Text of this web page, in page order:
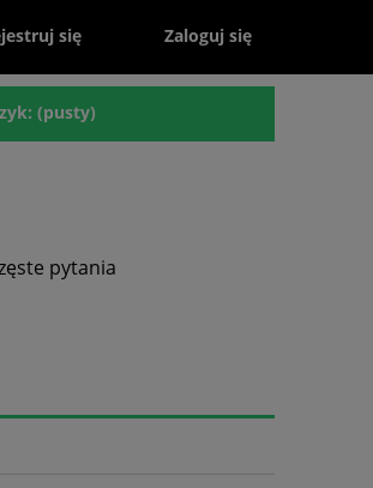
się Zaloguj się
(pusty)
pytania